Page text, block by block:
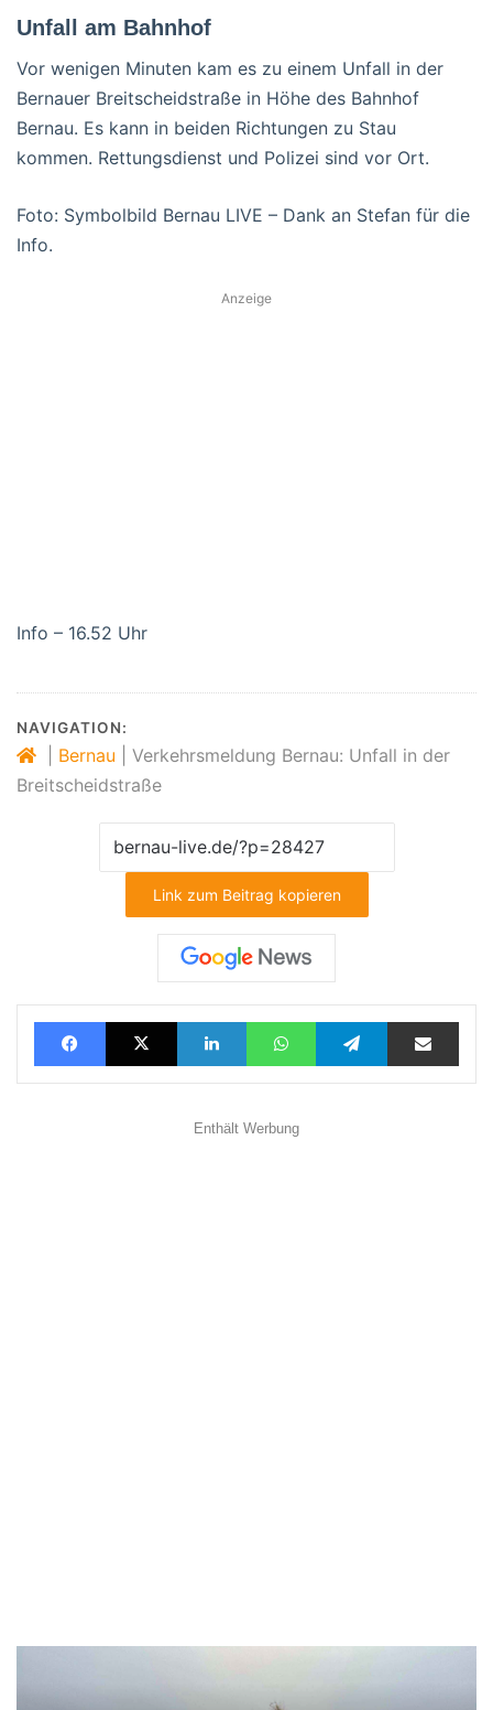
Unfall am Bahnhof
Vor wenigen Minuten kam es zu einem Unfall in der
Bernauer Breitscheidstraße in Höhe des Bahnhof
Bernau. Es kann in beiden Richtungen zu Stau
kommen. Rettungsdienst und Polizei sind vor Ort.
Foto: Symbolbild Bernau LIVE – Dank an Stefan für die
Info.
Anzeige
Info – 16.52 Uhr
NAVIGATION:
Bernau
Verkehrsmeldung Bernau: Unfall in der
Breitscheidstraße
Link zum Beitrag kopieren
FacebookX LinkedInWhatsAppTelegramTeilen via E-Mail
Enthält Werbung